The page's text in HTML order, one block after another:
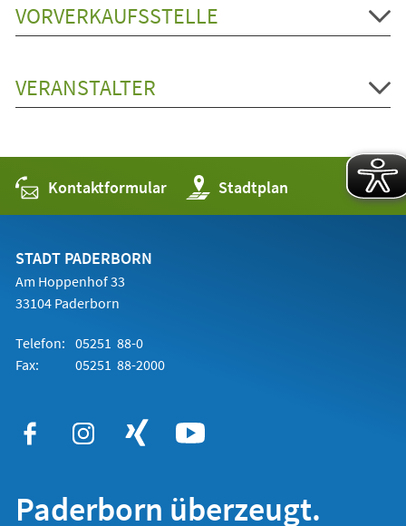
VORVERKAUFSSTELLE
VERANSTALTER
Kontaktformular Stadtplan
(Öffnet
in
einem
STADT PADERBORN
Am Hoppenhof 33
33104 Paderborn
Telefon: 05251 88-0
Fax:
05251 88-2000
Paderborn überzeugt.